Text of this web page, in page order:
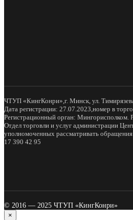
ЧТУП «КингКонри»,г. Минск, ул.
Дата регистрации: 27.07.2023,номер в
Регистрационный орган:
Отдел торговли и услуг администрации
уполномоченных рассматривать
17 390 42 95
© 2016 — 2025 ЧТУП «КингКонри»
×